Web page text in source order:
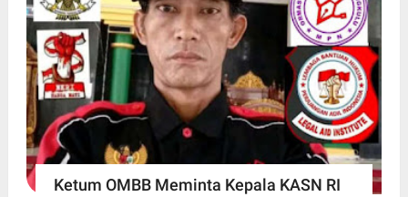
Ketum OMBB Meminta Kepala KASN RI